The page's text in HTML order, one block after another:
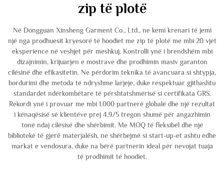
zip të plotë
Në Dongguan Xinsheng Garment Co., Ltd., ne kemi krenari të jemi
një nga prodhuesit kryesorë të hoodiet me zip të plotë me mbi 20 vjet
eksperience në veshjet për meshkuj. Kontrolli ynë i brendshëm mbi
dizajnimin, krijuarjen e mostrave dhe prodhimin masiv garanton
cilësinë dhe efikasitetin. Ne përdorim teknika të avancuara si shtypja,
bordurimi dhe metoda të ndryshme larjeje, duke respektuar gjithashtu
standardet ndërkombëtare të përshtatshmërisë si certifikata GRS.
Rekordi ynë i provuar me mbi 1.000 partnerë globalë dhe një rezultat
i kënaqësisë së klientëve prej 4,9/5 tregon shumë për angazhimin
tonë ndaj cilësisë dhe shërbimit. Me MOQ të fleksibël dhe një
bibliotekë të gjerë materjalësh, ne shërbejmë si start-up-et ashtu edhe
markat e vendosura, duke na bërë partnerin ideal për nevojat tuaja
të prodhimit të hoodiet.